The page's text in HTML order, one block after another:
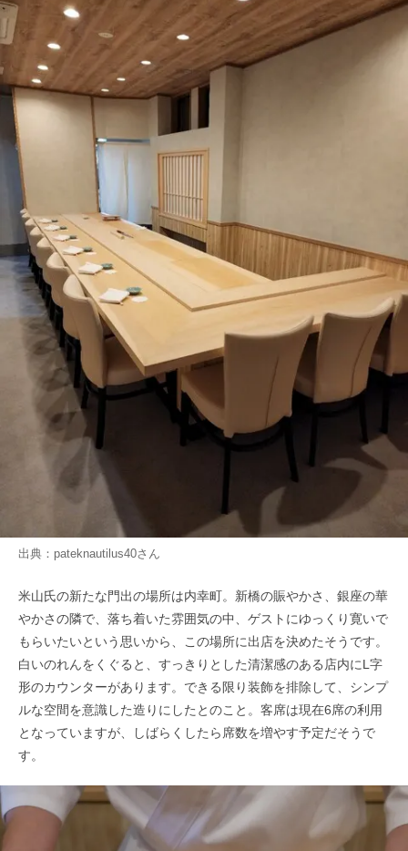
出典： pateknautilus40さん
米山氏の新たな門出の場所は内幸町。新橋の賑やかさ、銀座の華
やかさの隣で、落ち着いた雰囲気の中、ゲストにゆっくり寛いで
もらいたいという思いから、この場所に出店を決めたそうです。
白いのれんをくぐると、すっきりとした清潔感のある店内にL字
形のカウンターがあります。できる限り装飾を排除して、シンプ
ルな空間を意識した造りにしたとのこと。客席は現在6席の利用
となっていますが、しばらくしたら席数を増やす予定だそうで
す。